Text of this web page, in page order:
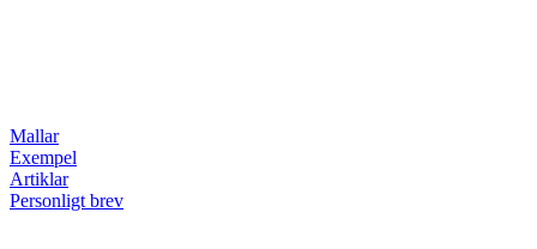
Mallar
Exempel
Artiklar
Personligt brev